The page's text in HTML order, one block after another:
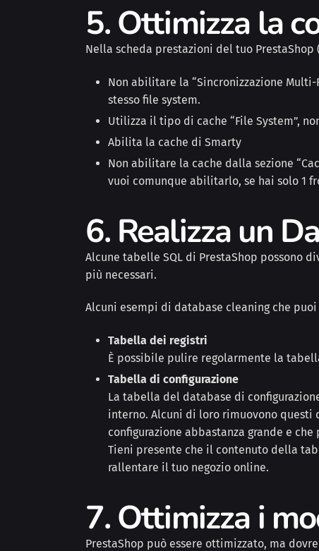
5. Ottimizza la
Nella scheda prestazioni del tuo PrestaShop
Non abilitare la “Sincronizzazione
stesso file system.
Utilizza il tipo di cache “File System”, non
Abilita la cache di Smarty
Non abilitare la cache dalla sezione
vuoi comunque abilitarlo, se hai solo 1
6. Realizza un
Alcune tabelle SQL di PrestaShop possono
più necessari.
Alcuni esempi di database cleaning che puoi
Tabella dei registri
È possibile pulire regolarmente la
Tabella di configurazione
La tabella del database di
interno. Alcuni di loro rimuovono
configurazione abbastanza grande e
Tieni presente che il contenuto della
rallentare il tuo negozio online.
7. Ottimizza i
PrestaShop può essere ottimizzato, ma